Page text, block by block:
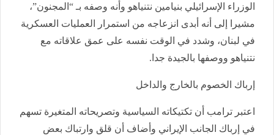
الوزراء الإسرائيلي بنيامين نتنياهو وأنه وصفه بـ “المجنون”،
مشيرا إلى أنه أبدى انزعاجه من استمرار العمليات العسكرية
في لبنان، وشدد في الوقت نفسه على عمق علاقاته مع
نتنياهو ووصفها بالجيدة جدا.
إرباك الخصوم بالخارج والداخل
اعتبر ترامب أن تكتيكاته السياسية وتصريحاته المتغيرة تسهم
في إرباك الجانب الإيراني وأضاف أن قلق وارتباك بعض